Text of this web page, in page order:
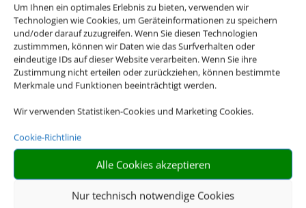
Um Ihnen ein optimales Erlebnis zu bieten, verwenden wir
Technologien wie Cookies, um Geräteinformationen zu speichern
und/oder darauf zuzugreifen. Wenn Sie diesen Technologien
zustimmmen, können wir Daten wie das Surfverhalten oder
eindeutige IDs auf dieser Website verarbeiten. Wenn Sie ihre
Zustimmung nicht erteilen oder zurückziehen, können bestimmte
Merkmale und Funktionen beeinträchtigt werden.
Wir verwenden Statistiken-Cookies und Marketing Cookies.
Cookie-Richtlinie
Alle Cookies akzeptieren
Nur technisch notwendige Cookies